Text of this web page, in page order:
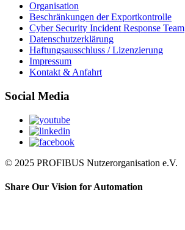
Organisation
Beschränkungen der Exportkontrolle
Cyber Security Incident Response Team
Datenschutzerklärung
Haftungsausschluss / Lizenzierung
Impressum
Kontakt & Anfahrt
Social Media
© 2025 PROFIBUS Nutzerorganisation e.V.
Share Our Vision for Automation